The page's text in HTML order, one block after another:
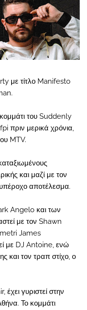
με τίτλο Manifesto
του Suddenly
πριν μερικά χρόνια,
MTV.
και μαζί με τον
αποτέλεσμα.
Angelo και των
με τον Shawn
James
με DJ Antoine, ενώ
και τον τραπ στίχο, ο
έχει γυριστεί στην
Το κομμάτι